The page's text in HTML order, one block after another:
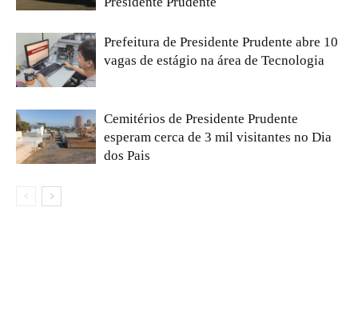
Prefeitura de Presidente Prudente abre 10
vagas de estágio na área de Tecnologia
Cemitérios de Presidente Prudente
esperam cerca de 3 mil visitantes no Dia
dos Pais